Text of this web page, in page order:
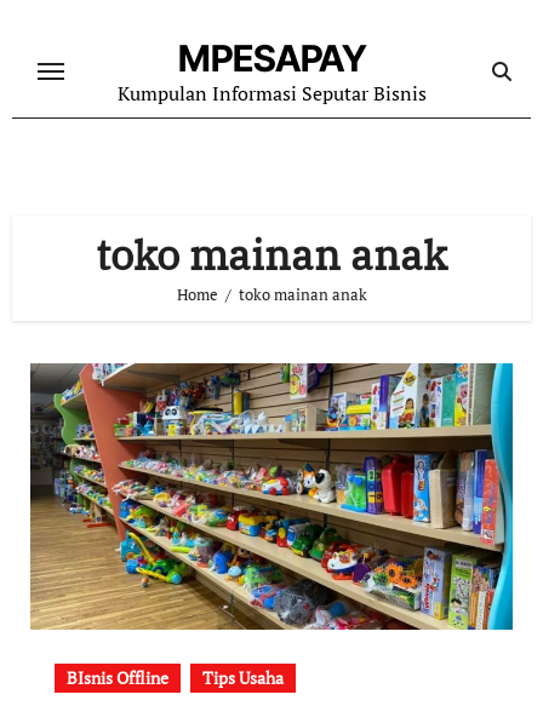
content
MPESAPAY
Kumpulan Informasi Seputar Bisnis
toko mainan anak
Home toko mainan anak
BIsnis Offline Tips Usaha